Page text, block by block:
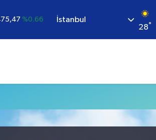
%0.66
%0.06
13.703 %0
İstanbul
28°